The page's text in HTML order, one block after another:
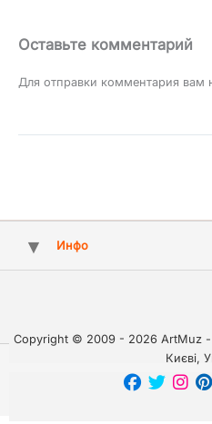
Оставьте комментарий
Для отправки комментария вам
Инфо
Copyright © 2009 - 2026 ArtMuz -
Києві,